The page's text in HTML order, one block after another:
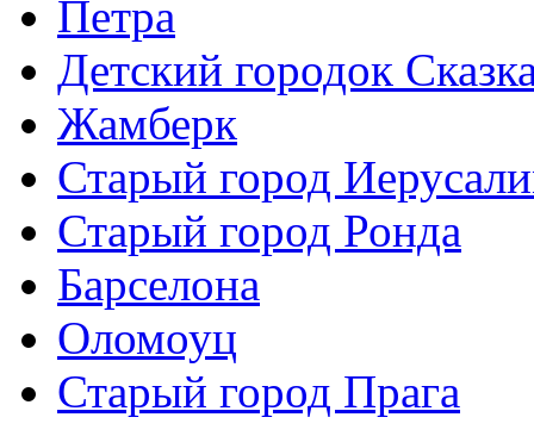
Петра
Детский городок
Жамберк
Старый город
Старый город Ронда
Барселона
Оломоуц
Старый город Прага